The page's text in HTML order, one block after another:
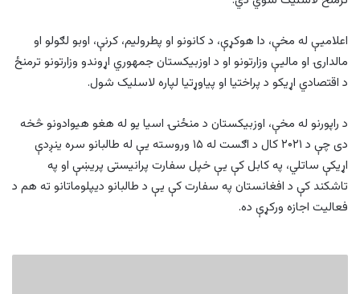
اعلامیې له مخې، دا هوکړې، د کانونو او پطرولیم،‌ کرنې،‌ اوبو لګولو او
مالدارۍ او مالیې وزارتونو او د اوزبیکستان جمهوري اړوندو وزارتونو ترمنځ
د اقتصادي اړیکو د پراختیا او پیاوړتیا لپاره لاسلیک شول.
د راپورنو له مخې، اوزبیکستان د منځنۍ اسیا یو له هغو هیوادونو څخه
دی چې د ۲۰۲۱ کال د اګست له ۱۵ وروسته یې له طالبانو سره ینږدې
اړیکې ساتلي، په کابل کې یې خپل سفارت پرانیستی پریښې او په
تاشکند کې د افغانستان په سفارت کې یې د طالبانو دیپلوماتانو ته هم د
فعالیت اجازه ورکړې ده.